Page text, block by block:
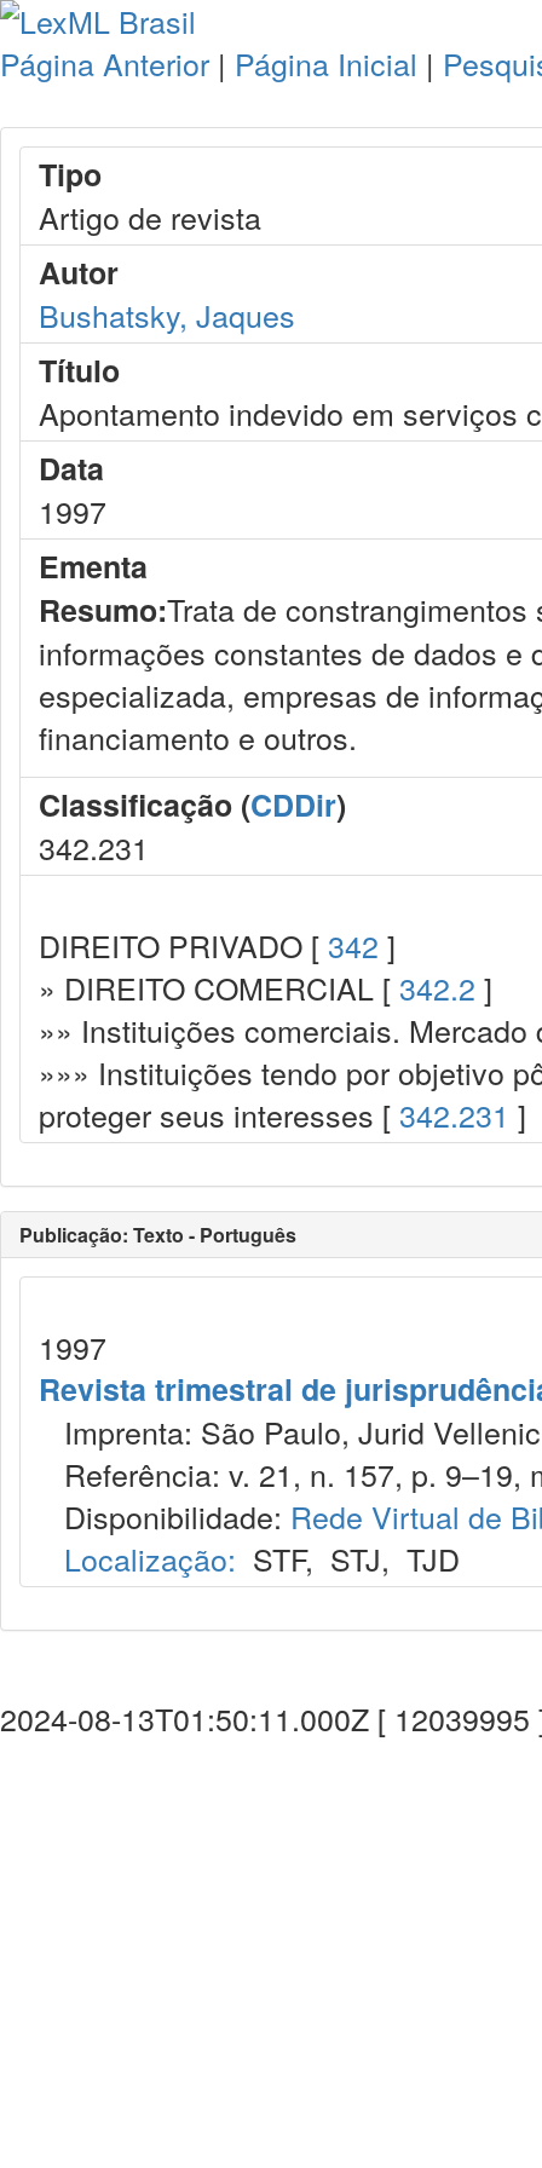
Página Anterior | Página Inicial |
Tipo
Artigo de revista
Autor
Bushatsky, Jaques
Título
Apontamento indevido em serviços
Data
1997
Ementa
Resumo:Trata de
informações constantes de dados
especializada, empresas de
financiamento e outros.
Classificação (CDDir)
342.231
DIREITO PRIVADO [ 342 ]
» DIREITO COMERCIAL [ 342.2 ]
»» Instituições comerciais.
»»» Instituições tendo por objetivo
proteger seus interesses [ 342.231 ]
Publicação: Texto - Português
1997
Revista trimestral de
Imprenta: São Paulo, Jurid
Referência: v. 21, n. 157, p. 9–19,
Disponibilidade: Rede Virtual de
Localização: STF, STJ, TJD
2024-08-13T01:50:11.000Z [ 12039995